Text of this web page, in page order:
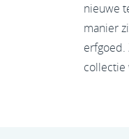
nieuwe
manier
erfgoed.
collectie